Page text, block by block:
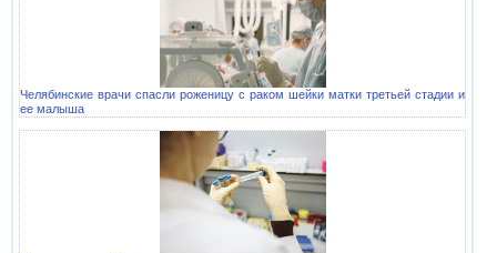
Челябинские врачи спасли роженицу с раком шейки матки третьей стадии и
ее малыша